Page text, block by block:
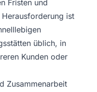
Fristen und
ist
üblich, in
Kunden oder
Zusammenarbeit